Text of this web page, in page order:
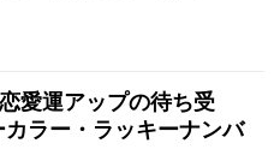
愛運アップの待ち受
カラー・ラッキーナンバ